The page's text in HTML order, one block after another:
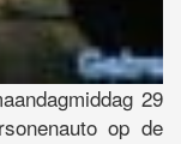
29
op de